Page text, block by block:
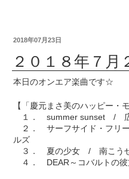
2018年07月23日
２０１８年７月
本日のオンエア楽曲です☆
【「慶元まさ美のハッピー・
１． summer sunset /
２． サーフサイド・フリ
ルズ
３． 夏の少女 / 南こう
４． DEAR～コバルトの